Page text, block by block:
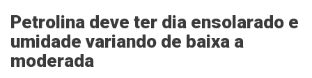
Petrolina deve ter dia ensolarado e
umidade variando de baixa a
moderada